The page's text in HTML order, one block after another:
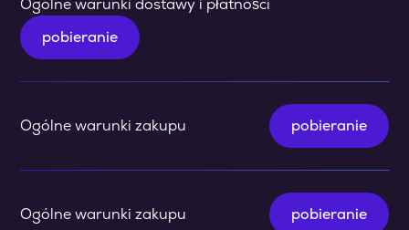
Ogólne warunki dostawy i płatności
pobieranie
Ogólne warunki zakupu pobieranie
Ogólne warunki zakupu pobieranie